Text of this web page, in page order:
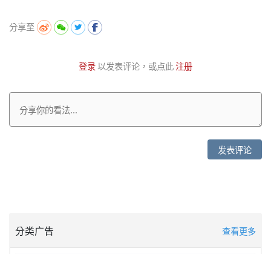
分享至
登录以发表评论，或点此注册
发表评论
分类广告 查看更多